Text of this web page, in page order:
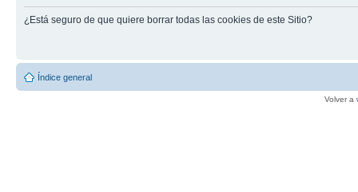
¿Está seguro de que quiere borrar todas las cookies de este Sitio?
Índice general
Volver a